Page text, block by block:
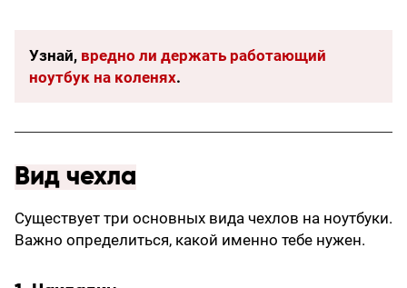
Узнай, вредно ли держать работающий
ноутбук на коленях.
Вид чехла
Существует три основных вида чехлов на ноутбуки.
Важно определиться, какой именно тебе нужен.